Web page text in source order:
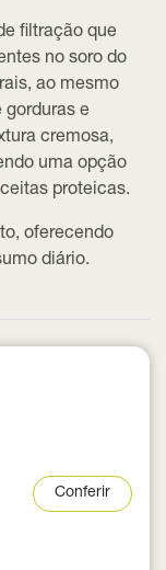
filtração que
no soro do
ao mesmo
gorduras e
cremosa,
uma opção
proteicas.
, oferecendo
diário.
Conferir